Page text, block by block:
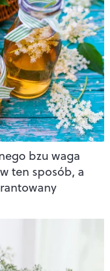
bzu waga
ten sposób, a